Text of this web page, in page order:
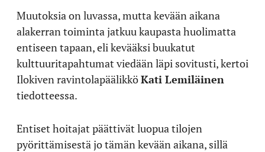
Muutoksia on luvassa, mutta kevään aikana
alakerran toiminta jatkuu kaupasta huolimatta
entiseen tapaan, eli kevääksi buukatut
kulttuuritapahtumat viedään läpi sovitusti, kertoi
Ilokiven ravintolapäälikköKati Lemiläinen
tiedotteessa.
Entiset hoitajat päättivät luopua tilojen
pyörittämisestä jo tämän kevään aikana, sillä